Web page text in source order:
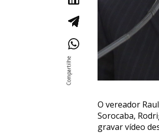
O vereador
Sorocaba,
gravar vídeo